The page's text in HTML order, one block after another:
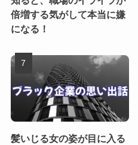
倍増する気がして本当に嫌
になる！
髪いじる女の姿が目に入る